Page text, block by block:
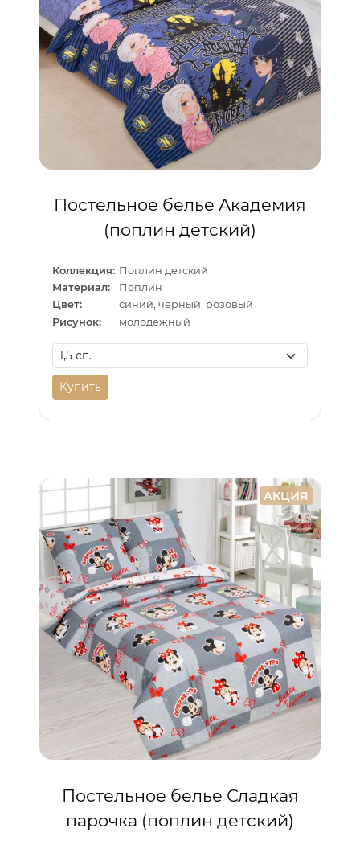
Постельное белье Академия
(поплин детский)
Коллекция: Поплин детский
Материал:
Поплин
Цвет:
синий, черный, розовый
Рисунок:
молодежный
Купить
АКЦИЯ
Постельное белье Сладкая
парочка (поплин детский)